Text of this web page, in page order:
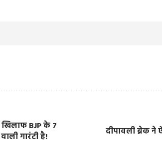
खिलाफ BJP के 7
गारंटी है!
दीपावली ब्रेक ने